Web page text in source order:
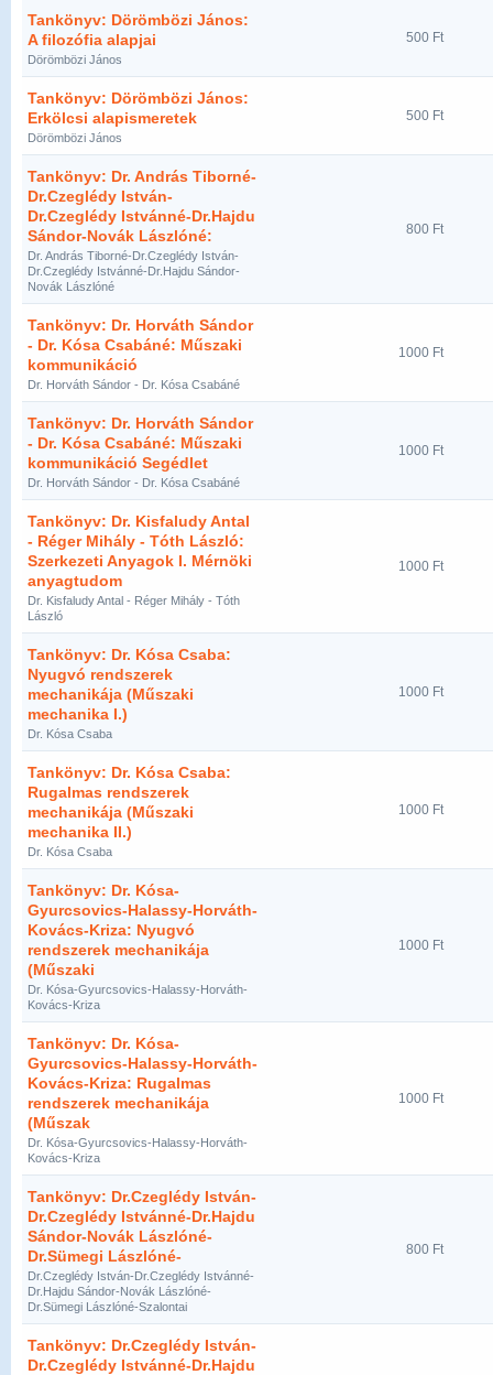
Tankönyv: Dörömbözi János:
A filozófia alapjai
Dörömbözi János
500 Ft
Tankönyv: Dörömbözi János:
Erkölcsi alapismeretek
Dörömbözi János
500 Ft
Tankönyv: Dr. András Tiborné-
Dr.Czeglédy István-
Dr.Czeglédy Istvánné-Dr.Hajdu
Sándor-Novák Lászlóné:
Dr. András Tiborné-Dr.Czeglédy István-
Dr.Czeglédy Istvánné-Dr.Hajdu Sándor-
Novák Lászlóné
800 Ft
Tankönyv: Dr. Horváth Sándor
- Dr. Kósa Csabáné: Műszaki
kommunikáció
Dr. Horváth Sándor - Dr. Kósa Csabáné
1000 Ft
Tankönyv: Dr. Horváth Sándor
- Dr. Kósa Csabáné: Műszaki
kommunikáció Segédlet
Dr. Horváth Sándor - Dr. Kósa Csabáné
1000 Ft
Tankönyv: Dr. Kisfaludy Antal
- Réger Mihály - Tóth László:
Szerkezeti Anyagok I. Mérnöki
anyagtudom
Dr. Kisfaludy Antal - Réger Mihály - Tóth
László
1000 Ft
Tankönyv: Dr. Kósa Csaba:
Nyugvó rendszerek
mechanikája (Műszaki
mechanika I.)
Dr. Kósa Csaba
1000 Ft
Tankönyv: Dr. Kósa Csaba:
Rugalmas rendszerek
mechanikája (Műszaki
mechanika II.)
Dr. Kósa Csaba
1000 Ft
Tankönyv: Dr. Kósa-
Gyurcsovics-Halassy-Horváth-
Kovács-Kriza: Nyugvó
rendszerek mechanikája
(Műszaki
Dr. Kósa-Gyurcsovics-Halassy-Horváth-
Kovács-Kriza
1000 Ft
Tankönyv: Dr. Kósa-
Gyurcsovics-Halassy-Horváth-
Kovács-Kriza: Rugalmas
rendszerek mechanikája
(Műszak
Dr. Kósa-Gyurcsovics-Halassy-Horváth-
Kovács-Kriza
1000 Ft
Tankönyv: Dr.Czeglédy István-
Dr.Czeglédy Istvánné-Dr.Hajdu
Sándor-Novák Lászlóné-
Dr.Sümegi Lászlóné-
Dr.Czeglédy István-Dr.Czeglédy Istvánné-
Dr.Hajdu Sándor-Novák Lászlóné-
Dr.Sümegi Lászlóné-Szalontai
800 Ft
Tankönyv: Dr.Czeglédy István-
Dr.Czeglédy Istvánné-Dr.Hajdu